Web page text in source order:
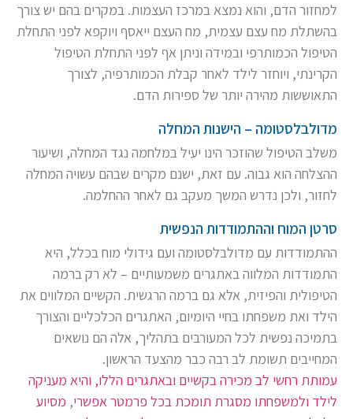
למחזור הדם, והוא נמצא במרכז העצמות. במקרים בהם יש צורך
בהשתלת מח עצם עצמית, מח העצם ייאסף ויוקפא לפני התחלת
הטיפול הכמותרפי ובמידה וניתן אף לפני התחלת הטיפול
הקרינתי, ויוחזר לילד לאחר קבלת הכמותרפיה, לצורך
התאוששות מהירה יותר של ספירות הדם.
מדולבלסטומה – הישנות המחלה
משלב הטיפול שהוזכר הינו יעיל במלחמה נגד המחלה, ושיעור
ההצלחה הוא גבוה. עם זאת, ישנם מקרים שבהם עשויה המחלה
לחזור, ולכן נדרש המשך מעקב גם לאחר ההחלמה.
סרטן המוח וההתמודדות הנפשית
ההתמודדות עם מדולבלסטומה ועם גידולי מוח בכלל, היא
התמודדות המלווה באתגרים משמעותיים – לא רק ברמה
הטיפולית והפיזית, אלא גם ברמה הרגשית. הקשיים המלווים את
הילד ואת משפחתו בחיי היומיום, האתגרים הכלכליים והצורך
בתמיכה נפשית לכל המעורבים בתהליך, אלה הם נושאים
המחייבים תשומת לב רבה כבר מהצעד הראשון.
עמותת רחשי לב מכירה בקשיים ובאתגרים הללו, והיא מעניקה
לילד ולמשפחתו מסגרת תומכת בכל פרמטר אפשרי, מסיוע